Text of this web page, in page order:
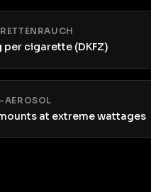
per cigarette (DKFZ)
AEROSOL
at extreme wattages